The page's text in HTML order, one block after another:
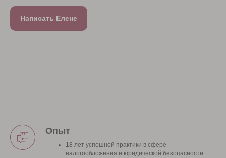
Написать Елене
Опыт
18 лет успешной практики в сфере
налогообложения и юридической безопасности